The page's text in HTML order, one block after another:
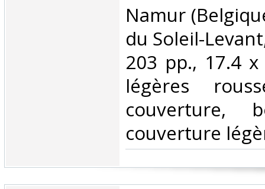
‎Namur
du Soleil-
203 pp., 17.4
légères
couverture,
couverture